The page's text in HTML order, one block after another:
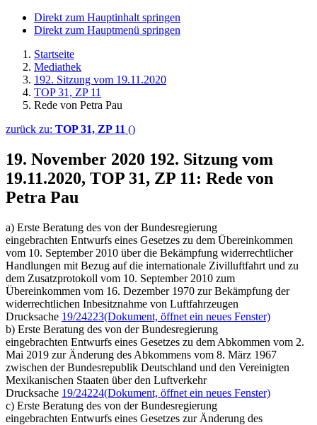
Direkt zum Hauptinhalt springen
Direkt zum Hauptmenü springen
Startseite
Mediathek
192. Sitzung vom 19.11.2020
TOP 31, ZP 11
Rede von Petra Pau
zurück zu: TOP 31, ZP 11 ()
19. November 2020 192. Sitzung vom
19.11.2020, TOP 31, ZP 11: Rede von
Petra Pau
a) Erste Beratung des von der Bundesregierung
eingebrachten Entwurfs eines Gesetzes zu dem Übereinkommen
vom 10. September 2010 über die Bekämpfung widerrechtlicher
Handlungen mit Bezug auf die internationale Zivilluftfahrt und zu
dem Zusatzprotokoll vom 10. September 2010 zum
Übereinkommen vom 16. Dezember 1970 zur Bekämpfung der
widerrechtlichen Inbesitznahme von Luftfahrzeugen
Drucksache 19/24223(Dokument, öffnet ein neues Fenster)
b) Erste Beratung des von der Bundesregierung
eingebrachten Entwurfs eines Gesetzes zu dem Abkommen vom 2.
Mai 2019 zur Änderung des Abkommens vom 8. März 1967
zwischen der Bundesrepublik Deutschland und den Vereinigten
Mexikanischen Staaten über den Luftverkehr
Drucksache 19/24224(Dokument, öffnet ein neues Fenster)
c) Erste Beratung des von der Bundesregierung
eingebrachten Entwurfs eines Gesetzes zur Änderung des